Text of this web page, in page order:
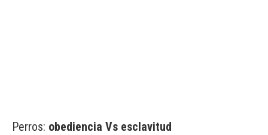
Perros: obediencia Vs esclavitud